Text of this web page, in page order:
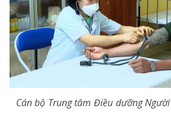
Cán bộ Trung tâm Điều dưỡng